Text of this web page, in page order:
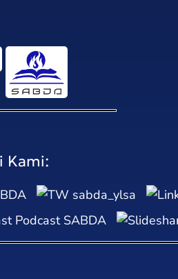
Kami:
sabda_ylsa
Podcast SABDA